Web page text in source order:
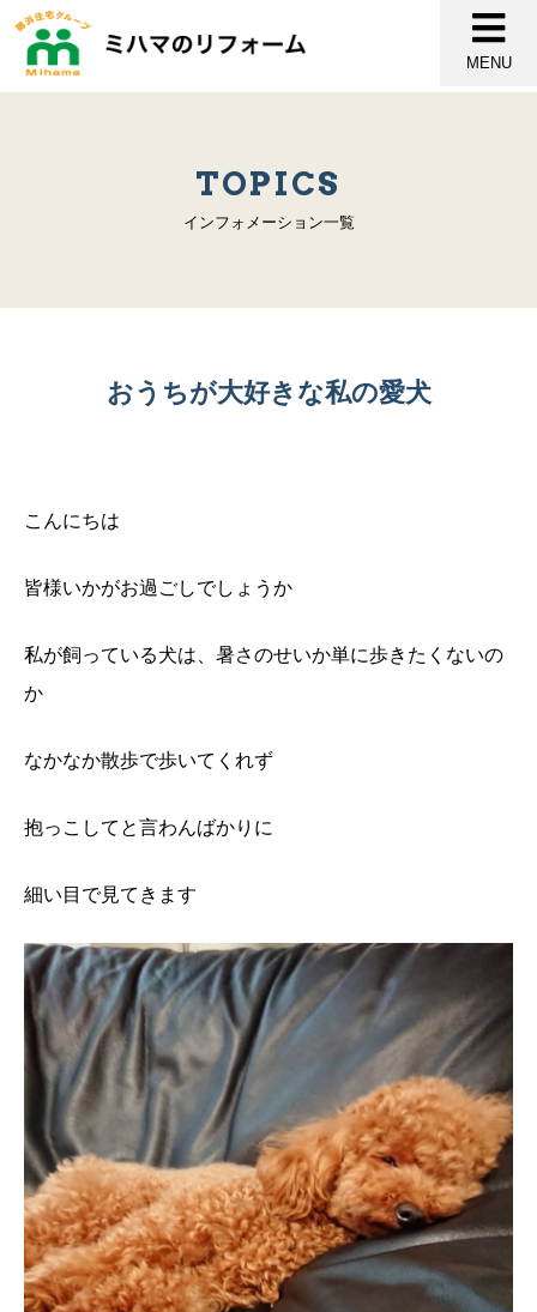
MENU
TOPICS
インフォメーション一覧
おうちが大好きな私の愛犬
こんにちは
皆様いかがお過ごしでしょうか
私が飼っている犬は、暑さのせいか単に歩きたくないの
か
なかなか散歩で歩いてくれず
抱っこしてと言わんばかりに
細い目で見てきます